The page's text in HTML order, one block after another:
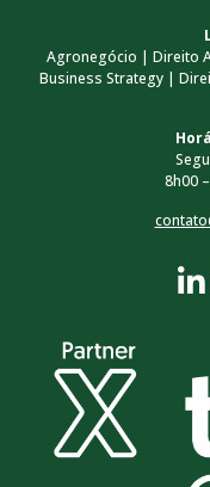
Agronegócio | Direito
Business Strategy |
8h00